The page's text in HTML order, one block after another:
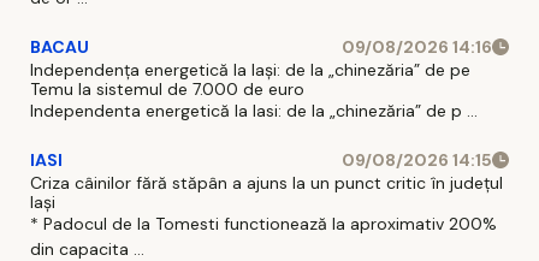
BACAU
09/08/2026 14:16
Independența energetică la Iași: de la „chinezăria” de pe
Temu la sistemul de 7.000 de euro
Independenta energetică la Iasi: de la „chinezăria” de p ...
IASI
09/08/2026 14:15
Criza câinilor fără stăpân a ajuns la un punct critic în județul
Iași
* Padocul de la Tomesti functionează la aproximativ 200%
din capacita ...